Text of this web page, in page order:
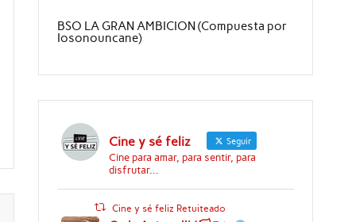
BSO LA GRAN AMBICION (Compuesta por
Iosonouncane)
Cine y sé feliz Seguir
Cine para amar, para sentir, para
disfrutar...
Cine y sé feliz Retuiteado